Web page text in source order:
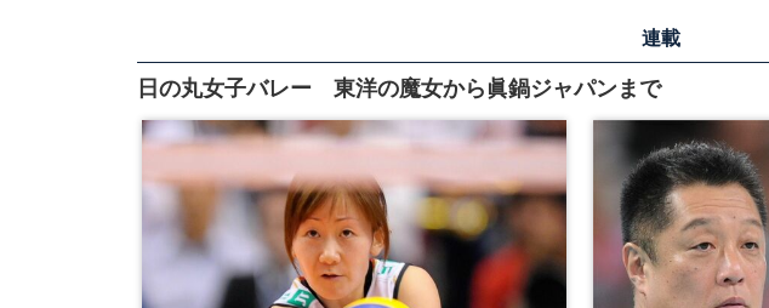
連載
日の丸女子バレー 東洋の魔女から眞鍋ジャパンまで